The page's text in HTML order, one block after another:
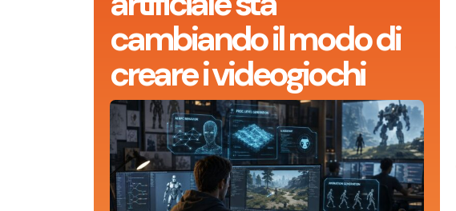
cambiando il modo di
creare i videogiochi